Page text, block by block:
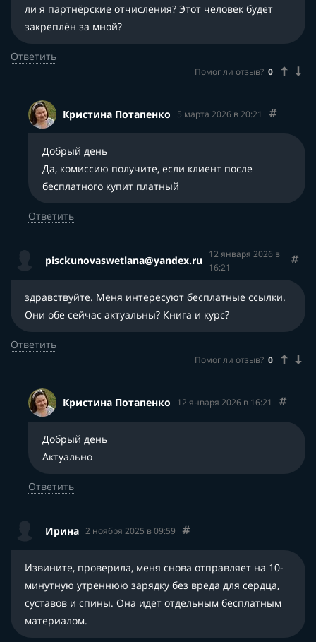
ли я партнёрские отчисления? Этот человек будет
закреплён за мной?
Ответить
Помог ли отзыв? 0
Кристина Потапенко 5 марта 2026 в 20:21
Добрый день
Да, комиссию получите, если клиент после
бесплатного купит платный
Ответить
pisckunovaswetlana@yandex.ru 12 января 2026 в
16:21
здравствуйте. Меня интересуют бесплатные ссылки.
Они обе сейчас актуальны? Книга и курс?
Ответить
Помог ли отзыв? 0
Кристина Потапенко 12 января 2026 в 16:21
Добрый день
Актуально
Ответить
Ирина 2 ноября 2025 в 09:59
Извините, проверила, меня снова отправляет на 10-
минутную утреннюю зарядку без вреда для сердца,
суставов и спины. Она идет отдельным бесплатным
материалом.